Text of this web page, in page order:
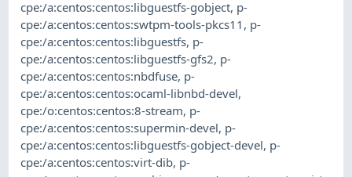
cpe:/a:centos:centos:libguestfs-gobject, p-
cpe:/a:centos:centos:swtpm-tools-pkcs11 , p-
cpe:/a:centos:centos:libguestfs, p-
cpe:/a:centos:centos:libguestfs-gfs2, p-
cpe:/a:centos:centos:nbdfuse, p-
cpe:/a:centos:centos:ocaml-libnbd-devel,
cpe:/o:centos:centos:8-stream, p-
cpe:/a:centos:centos:supermin-devel, p-
cpe:/a:centos:centos:libguestfs-gobject-devel, p-
cpe:/a:centos:centos:virt-dib, p-